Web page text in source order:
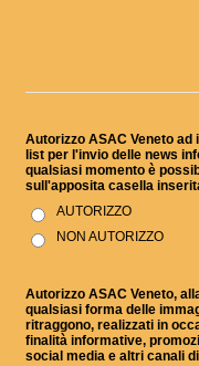
Autorizzo ASAC Veneto
list per l'invio delle news
qualsiasi momento è
sull'apposita casella
AUTORIZZO
NON AUTORIZZO
Autorizzo ASAC Veneto,
qualsiasi forma delle
ritraggono, realizzati in
finalità informative,
social media e altri canali